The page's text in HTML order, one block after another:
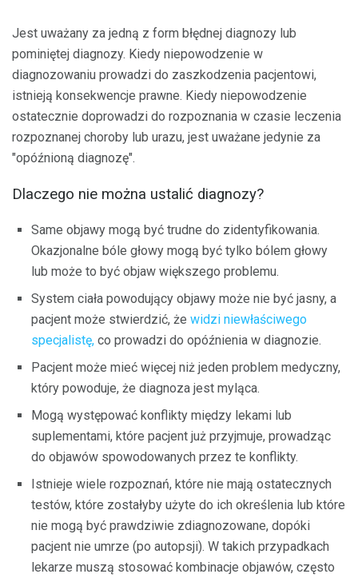
Jest uważany za jedną z form błędnej diagnozy lub
pominiętej diagnozy. Kiedy niepowodzenie w
diagnozowaniu prowadzi do zaszkodzenia pacjentowi,
istnieją konsekwencje prawne. Kiedy niepowodzenie
ostatecznie doprowadzi do rozpoznania w czasie leczenia
rozpoznanej choroby lub urazu, jest uważane jedynie za
"opóźnioną diagnozę".
Dlaczego nie można ustalić diagnozy?
Same objawy mogą być trudne do zidentyfikowania.
Okazjonalne bóle głowy mogą być tylko bólem głowy
lub może to być objaw większego problemu.
System ciała powodujący objawy może nie być jasny, a
pacjent może stwierdzić, że widzi niewłaściwego
specjalistę, co prowadzi do opóźnienia w diagnozie.
Pacjent może mieć więcej niż jeden problem medyczny,
który powoduje, że diagnoza jest myląca.
Mogą występować konflikty między lekami lub
suplementami, które pacjent już przyjmuje, prowadząc
do objawów spowodowanych przez te konflikty.
Istnieje wiele rozpoznań, które nie mają ostatecznych
testów, które zostałyby użyte do ich określenia lub które
nie mogą być prawdziwie zdiagnozowane, dopóki
pacjent nie umrze (po autopsji). W takich przypadkach
lekarze muszą stosować kombinacje objawów, często